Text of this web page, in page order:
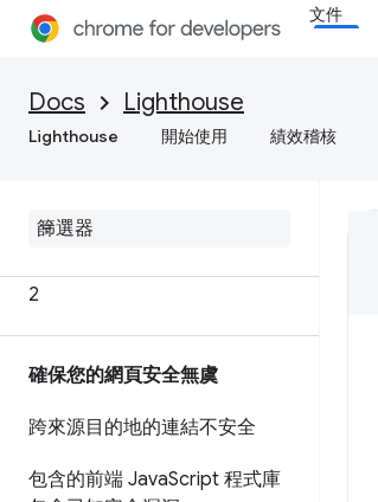
文件
Docs Lighthouse
Lighthouse 開始使用 績效稽核
字元集宣告遺失或在 HTML 中
太晚出現
加快網頁載入速度
2
確保您的網頁安全無虞
跨來源目的地的連結不安全
包含的前端 JavaScript 程式庫